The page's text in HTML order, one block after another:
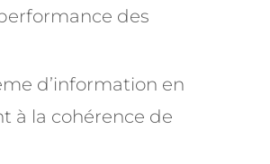
des
d’information en
à la cohérence de